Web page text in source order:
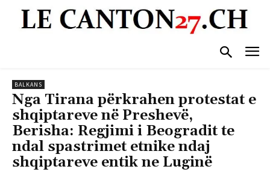
BALKANS
Nga Tirana përkrahen protestat e
shqiptareve në Preshevë,
Berisha: Regjimi i Beogradit te
ndal spastrimet etnike ndaj
shqiptareve entik ne Luginë